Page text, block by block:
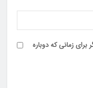
زمانی که دوباره